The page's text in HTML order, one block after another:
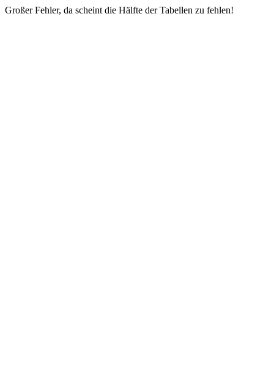
Großer Fehler, da scheint die Hälfte der Tabellen zu fehlen!